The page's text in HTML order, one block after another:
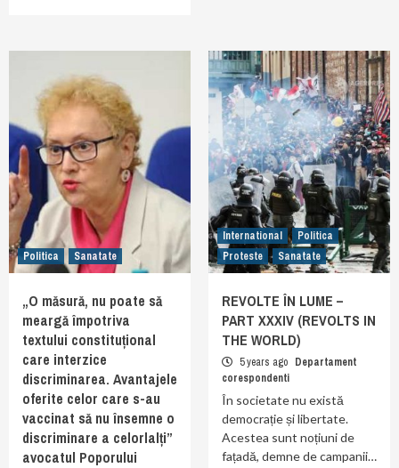
Politica Sanatate
„O măsură, nu poate să
meargă împotriva
textului constituțional
care interzice
discriminarea. Avantajele
oferite celor care s-au
vaccinat să nu însemne o
discriminare a celorlalți”
avocatul Poporului
International
Politica
Proteste
Sanatate
REVOLTE ÎN LUME –
PART XXXIV (REVOLTS IN
THE WORLD)
5 years ago Departament
corespondenti
În societate nu există
democrație și libertate.
Acestea sunt noțiuni de
fațadă, demne de campanii…